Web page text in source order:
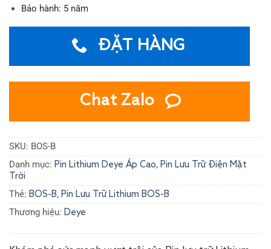
Bảo hành: 5 năm
ĐẶT HÀNG
Chat Zalo
SKU: BOS-B
Danh mục: Pin Lithium Deye Áp Cao, Pin Lưu Trữ Điện Mặt
Trời
Thẻ: BOS-B, Pin Lưu Trữ Lithium BOS-B
Thương hiệu: Deye